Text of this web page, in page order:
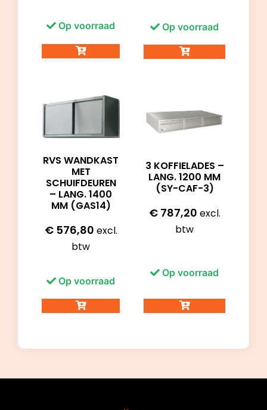
Op voorraad Op voorraad
RVS WANDKAST
MET
SCHUIFDEUREN
– LANG. 1400
MM (GAS14)
€576,80 excl.
btw
Op voorraad
3 KOFFIELADES –
LANG. 1200 MM
(SY-CAF-3)
€787,20 excl.
btw
Op voorraad